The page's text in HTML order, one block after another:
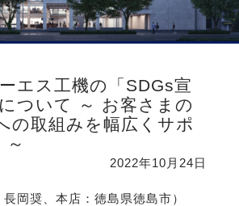
エス工機の「SDGs宣
ついて ～ お客さまの
の取組みを幅広くサポ
～
2022年10月24日
岡奨、本店：徳島県徳島市）